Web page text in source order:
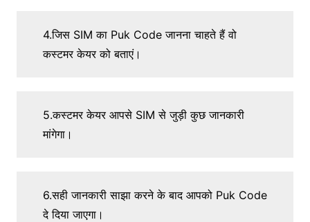
4.जिस SIM का Puk Code जानना चाहते हैं वो
कस्टमर केयर को बताएं।
5.कस्टमर केयर आपसे SIM से जुड़ी कुछ जानकारी
मांगेगा।
6.सही जानकारी साझा करने के बाद आपको Puk Code
दे दिया जाएगा।